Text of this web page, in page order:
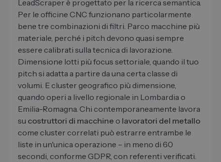
LeadScraper è progettato per la ricerca semantica.
Per le officine CNC funzionano particolarmente
bene tre combinazioni di filtri. Parco macchine più
materiale, perché i pitch devono quasi sempre
essere calibrati sulla tecnica di lavorazione.
Dimensione lotti più focus settoriale, quando il tuo
pitch si adatta a partire da una certa classe di
volumi. E cluster geografico più dimensione,
quando operi a livello regionale in Lombardia o
Emilia-Romagna. Chi contemporaneamente lavora
su costruttori di macchine o lavoratori del metallo
come cluster correlati può estrarre entrambe le
liste in un'unica operazione – in meno di 60
secondi, conforme GDPR, con referenti verificati.